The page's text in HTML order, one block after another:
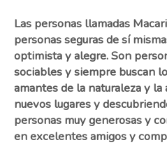
Las personas llamadas
personas seguras de sí
optimista y alegre. Son
sociables y siempre buscan
amantes de la naturaleza y
nuevos lugares y
personas muy generosas y
en excelentes amigos y